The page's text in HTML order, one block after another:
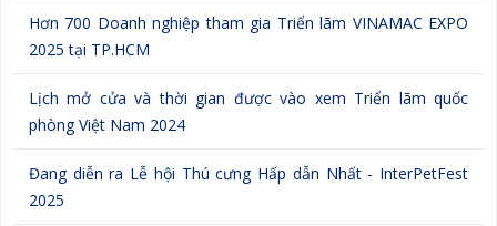
Hơn 700 Doanh nghiệp tham gia Triển lãm VINAMAC EXPO
2025 tại TP.HCM
Lịch mở cửa và thời gian được vào xem Triển lãm quốc
phòng Việt Nam 2024
Đang diễn ra Lễ hội Thú cưng Hấp dẫn Nhất - InterPetFest
2025